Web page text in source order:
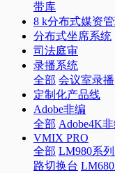
带库
8 k分布式媒资
分布式坐席系统
司法庭审
录播系统
全部 会议室录播
定制化产品线
Adobe非编
全部 Adobe4K
VMIX PRO
全部 LM980系
路切换台